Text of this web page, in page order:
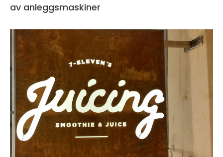
av anleggsmaskiner